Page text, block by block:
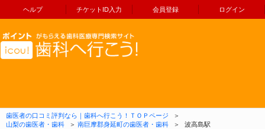
ヘルプ チケットID入力 会員登録 ログイン
コンテンツへ移動
歯医者の口コミ評判なら｜歯科へ行こう！ＴＯＰページ
＞
山梨の歯医者・歯科
＞ 南巨摩郡身延町の歯医者・歯科 ＞
波高島駅